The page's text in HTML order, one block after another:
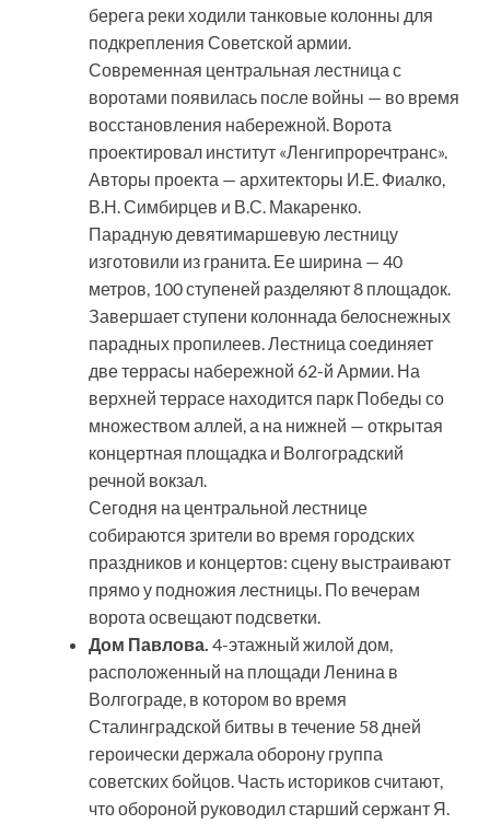
берега реки ходили танковые колонны для
подкрепления Советской армии.
Современная центральная лестница с
воротами появилась после войны — во время
восстановления набережной. Ворота
проектировал институт «Ленгипроречтранс».
Авторы проекта — архитекторы И.Е. Фиалко,
В.Н. Симбирцев и В.С. Макаренко.
Парадную девятимаршевую лестницу
изготовили из гранита. Ее ширина — 40
метров, 100 ступеней разделяют 8 площадок.
Завершает ступени колоннада белоснежных
парадных пропилеев. Лестница соединяет
две террасы набережной 62-й Армии. На
верхней террасе находится парк Победы со
множеством аллей, а на нижней — открытая
концертная площадка и Волгоградский
речной вокзал.
Сегодня на центральной лестнице
собираются зрители во время городских
праздников и концертов: сцену выстраивают
прямо у подножия лестницы. По вечерам
ворота освещают подсветки.
Дом Павлова. 4-этажный жилой дом,
расположенный на площади Ленина в
Волгограде, в котором во время
Сталинградской битвы в течение 58 дней
героически держала оборону группа
советских бойцов. Часть историков считают,
что обороной руководил старший сержант Я.